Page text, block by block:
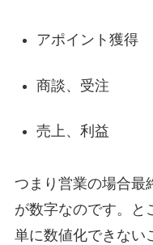
アポイント獲得
商談、受注
売上、利益
つまり営業の場合最
が数字なのです。と
単に数値化できない